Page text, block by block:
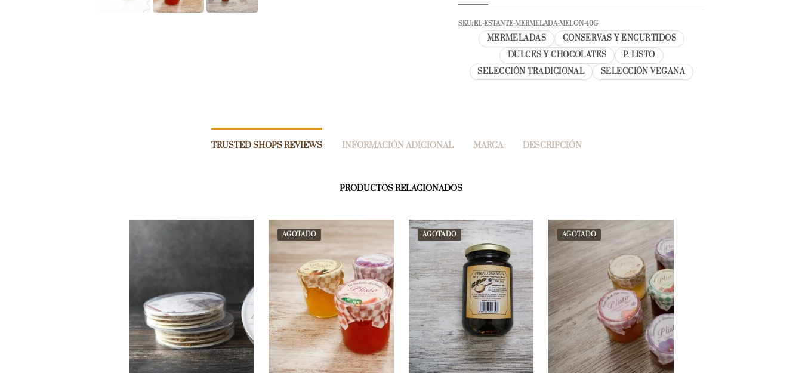
SKU:EL-ESTANTE-MERMELADA-MELON-40G
MERMELADAS
CONSERVAS Y ENCURTIDOS
DULCES Y CHOCOLATES
P. LISTO
SELECCIÓN TRADICIONAL
SELECCIÓN VEGANA
TRUSTED SHOPS REVIEWS INFORMACIÓN ADICIONAL MARCA DESCRIPCIÓN
PRODUCTOS RELACIONADOS
AGOTADO AGOTADO AGOTADO